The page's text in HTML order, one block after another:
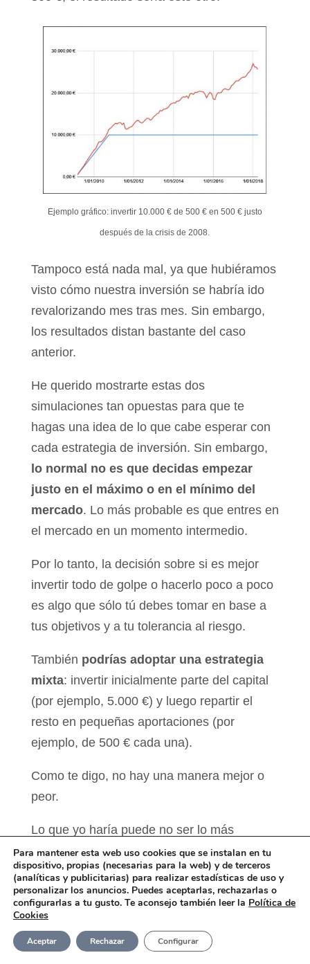
Ejemplo gráfico: invertir 10.000 € de 500 € en 500 € justo
después de la crisis de 2008.
Tampoco está nada mal, ya que hubiéramos
visto cómo nuestra inversión se habría ido
revalorizando mes tras mes. Sin embargo,
los resultados distan bastante del caso
anterior.
He querido mostrarte estas dos
simulaciones tan opuestas para que te
hagas una idea de lo que cabe esperar con
cada estrategia de inversión. Sin embargo,
lo normal no es que decidas empezar
justo en el máximo o en el mínimo del
mercado. Lo más probable es que entres en
el mercado en un momento intermedio.
Por lo tanto, la decisión sobre si es mejor
invertir todo de golpe o hacerlo poco a poco
es algo que sólo tú debes tomar en base a
tus objetivos y a tu tolerancia al riesgo.
También podrías adoptar una estrategia
mixta: invertir inicialmente parte del capital
(por ejemplo, 5.000 €) y luego repartir el
resto en pequeñas aportaciones (por
ejemplo, de 500 € cada una).
Como te digo, no hay una manera mejor o
peor.
Lo que yo haría puede no ser lo más
apropiado para ti.
Primero conócete a ti mismo y sólo después
toma tu decisión.
Nota:
Para mantener esta web uso cookies que se instalan en tu
dispositivo, propias (necesarias para la web) y de terceros
(analíticas y publicitarias) para realizar estadísticas de uso y
personalizar los anuncios. Puedes aceptarlas, rechazarlas o
configurarlas a tu gusto. Te aconsejo también leer la Política de
Cookies
Aceptar Rechazar Configurar